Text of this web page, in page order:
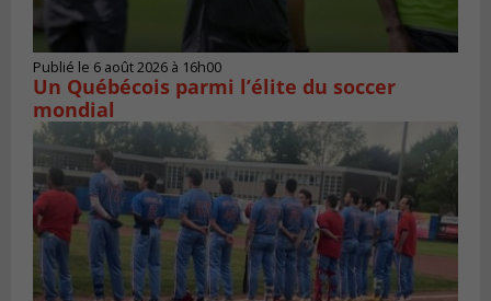
Publié le 6 août 2026 à 16h00
Un Québécois parmi l’élite du soccer
mondial